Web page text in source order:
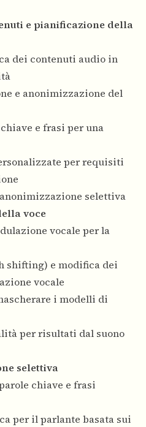
e pianificazione della
dei contenuti audio in
e anonimizzazione del
e frasi per una
per requisiti
selettiva
voce
vocale per la
shifting) e modifica dei
vocale
i modelli di
per risultati dal suono
selettiva
chiave e frasi
per il parlante basata sui